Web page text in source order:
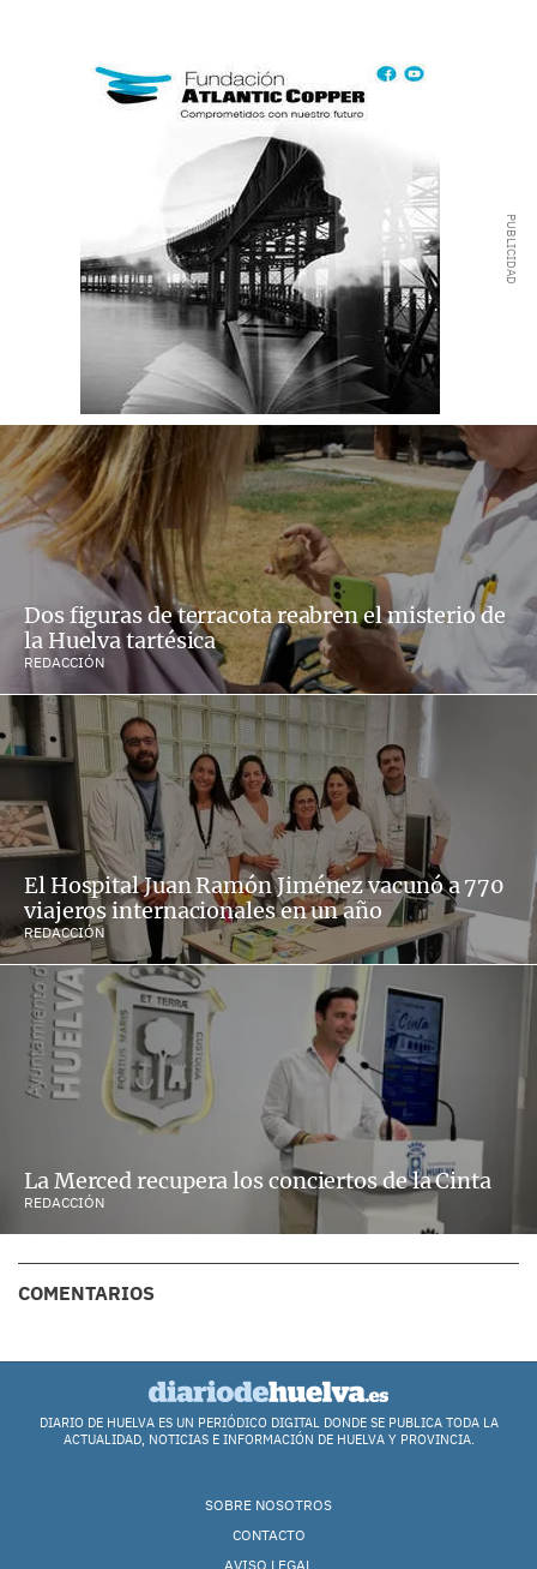
Dos figuras de terracota reabren el misterio de
la Huelva tartésica
REDACCIÓN
El Hospital Juan Ramón Jiménez vacunó a 770
viajeros internacionales en un año
REDACCIÓN
La Merced recupera los conciertos de la Cinta
REDACCIÓN
COMENTARIOS
DIARIO DE HUELVA ES UN PERIÓDICO DIGITAL DONDE SE PUBLICA TODA LA
ACTUALIDAD, NOTICIAS E INFORMACIÓN DE HUELVA Y PROVINCIA.
SOBRE NOSOTROS
CONTACTO
AVISO LEGAL